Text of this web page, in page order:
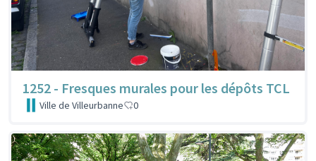
1252 - Fresques murales pour les dépôts TCL
Ville de Villeurbanne 0